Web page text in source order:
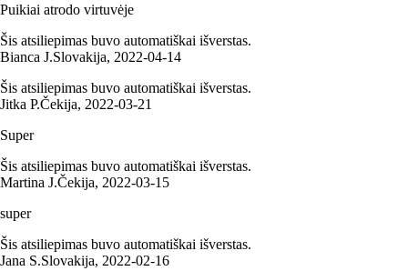
Puikiai atrodo virtuvėje
Šis atsiliepimas buvo automatiškai išverstas.
Bianca J.Slovakija, 2022‑04‑14
Šis atsiliepimas buvo automatiškai išverstas.
Jitka P.Čekija, 2022‑03‑21
Super
Šis atsiliepimas buvo automatiškai išverstas.
Martina J.Čekija, 2022‑03‑15
super
Šis atsiliepimas buvo automatiškai išverstas.
Jana S.Slovakija, 2022‑02‑16